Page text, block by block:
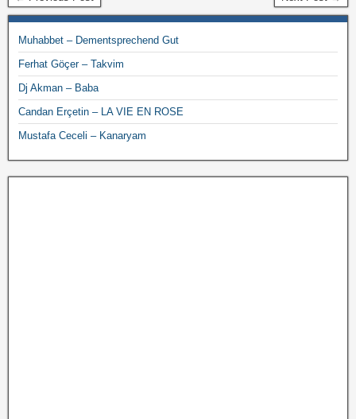
Muhabbet – Dementsprechend Gut
Ferhat Göçer – Takvim
Dj Akman – Baba
Candan Erçetin – LA VIE EN ROSE
Mustafa Ceceli – Kanaryam